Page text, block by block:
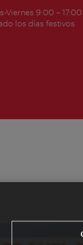
Viernes 9:00 – 17:00
los días festivos